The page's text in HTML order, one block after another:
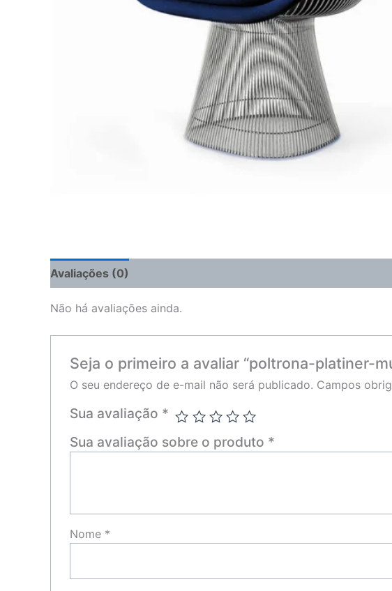
Avaliações (0)
Não há avaliações ainda.
Seja o primeiro a avaliar “poltrona-platiner-
O seu endereço de e-mail não será publicado. Campos
Sua avaliação *
Sua avaliação sobre o produto *
Nome *